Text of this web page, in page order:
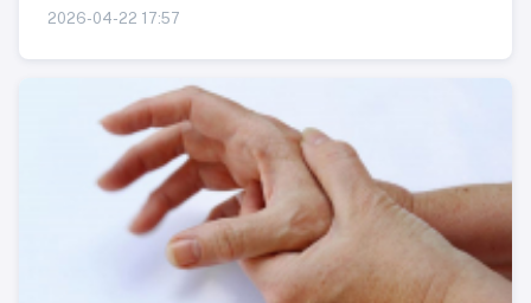
2026-04-22 17:57